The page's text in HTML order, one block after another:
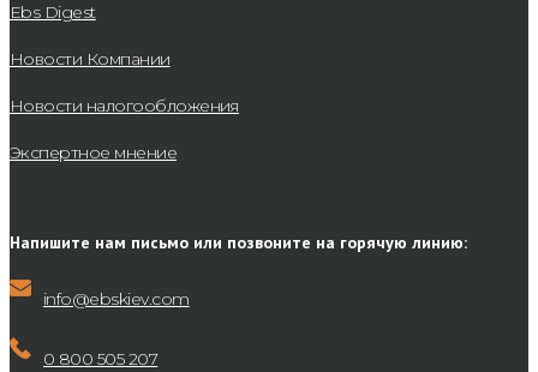
Ebs Digest
Новости Компании
Новости налогообложения
Экспертное мнение
Напишите нам письмо или позвоните на горячую линию:
info@ebskiev.com
0 800 505 207